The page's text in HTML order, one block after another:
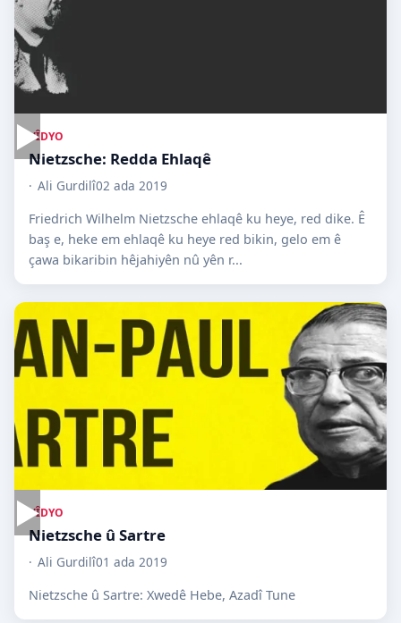
▶VÎDYO
Nietzsche: Redda Ehlaqê
Ali Gurdilî02 ada 2019
Friedrich Wilhelm Nietzsche ehlaqê ku heye, red dike. Ê
baş e, heke em ehlaqê ku heye red bikin, gelo em ê
çawa bikaribin hêjahiyên nû yên r...
▶VÎDYO
Nietzsche û Sartre
Ali Gurdilî01 ada 2019
Nietzsche û Sartre: Xwedê Hebe, Azadî Tune